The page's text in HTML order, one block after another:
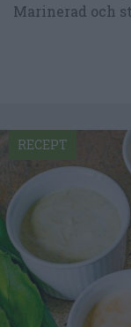
Marinerad och
RECEPT